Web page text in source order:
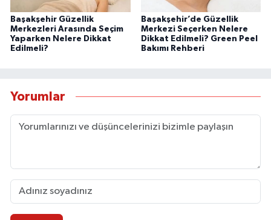
Başakşehir Güzellik
Merkezleri Arasında Seçim
Yaparken Nelere Dikkat
Edilmeli?
Başakşehir’de Güzellik
Merkezi Seçerken Nelere
Dikkat Edilmeli? Green Peel
Bakımı Rehberi
Yorumlar